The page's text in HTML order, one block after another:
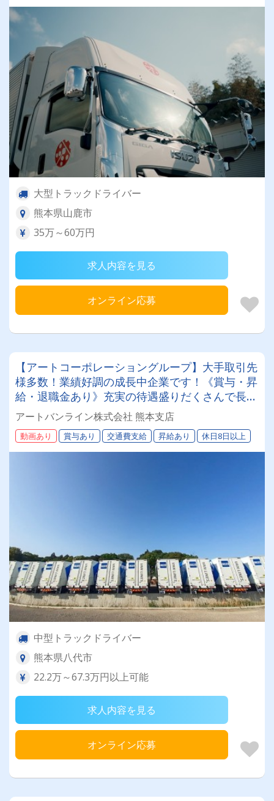
大型トラックドライバー
熊本県山鹿市
35万～60万円
求人内容を見る
オンライン応募
【アートコーポレーショングループ】大手取引先
様多数！業績好調の成長中企業です！《賞与・昇
給・退職金あり》充実の待遇盛りだくさんで長く
働けます！《中型4tドライバー》★未経験ＯＫ★
仕事とプライベートの両立が叶う環境です♪
アートバンライン株式会社 熊本支店
動画あり 賞与あり 交通費支給 昇給あり 休日8日以上
中型トラックドライバー
熊本県八代市
22.2万～67.3万円以上可能
求人内容を見る
オンライン応募